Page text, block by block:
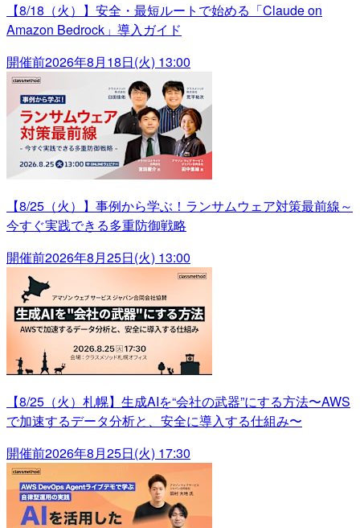
【8/18（火）】安全・最短ルートで始める「Claude on
Amazon Bedrock」導入ガイド
開催前2026年8月18日(火) 13:00
【8/25（火）】事例から学ぶ！ランサムウェア対策最前線～
今すぐ実践できる多重防御戦略
開催前2026年8月25日(火) 13:00
【8/25（火）札幌】生成AIを“会社の武器”にする方法〜AWS
で加速するデータ分析と、安全に導入する仕組み〜
開催前2026年8月25日(火) 17:30